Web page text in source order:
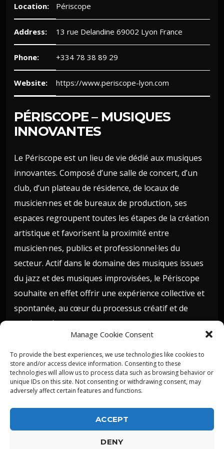
Manage Cookie Consent
To provide the best experiences, we use technologies like cookies to
store and/or access device information. Consenting to these
technologies will allow us to process data such as browsing behavior or
unique IDs on this site. Not consenting or withdrawing consent, may
adversely affect certain features and functions.
ACCEPT
DENY
Location: Périscope
Address: 13 rue Delandine 69002 Lyon France
Phone: +334 78 38 89 29
Website: https://www.periscope-lyon.com
PÉRISCOPE – MUSIQUES
INNOVANTES
Le Périscope est un lieu de vie dédié aux musiques
innovantes. Composé d’une salle de concert, d’un
club, d’un plateau de résidence, de locaux de
musicien·nes et de bureaux de production, ses
espaces regroupent toutes les étapes de la création
artistique et favorisent la proximité entre
musicien·nes, publics et professionnel·les du
secteur. Actif dans le domaine des musiques issues
du jazz et des musiques improvisées, le Périscope
souhaite en effet offrir une expérience collective et
spontanée, au cœur du processus créatif et de
musiques innovantes.
ALPHA DIALLO - TOUS DROITS RESERVES